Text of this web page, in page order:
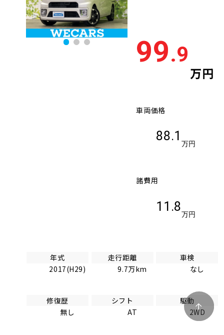
99.9
万円
車両価格
88.1
万円
諸費用
11.8
万円
年式
2017(H29)
走行距離
9.7万km
車検
なし
修復歴
無し
シフト
AT
駆動
2WD